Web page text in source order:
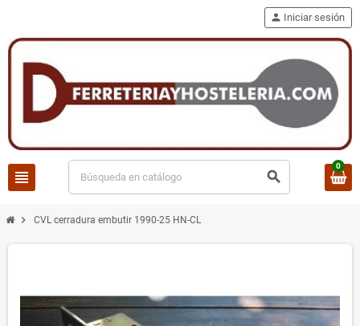
view_headline search
person Iniciar sesión
0
chevron_right CVL cerradura embutir 1990-25 HN-CL